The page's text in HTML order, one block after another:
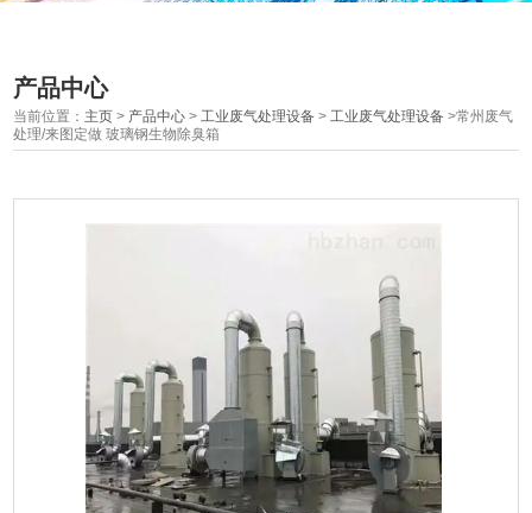
产品中心
当前位置： 主页 > 产品中心 >工业废气处理设备 >工业废气处理设备 >常州废气
处理/来图定做 玻璃钢生物除臭箱